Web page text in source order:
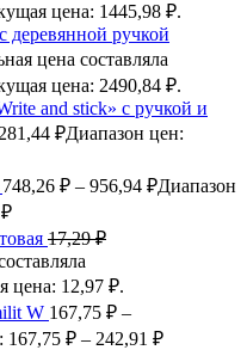
цена: 1445,98 ₽.
деревянной ручкой
цена составляла
цена: 2490,84 ₽.
and stick» с ручкой и
281,44 ₽Диапазон цен:
748,26 ₽ – 956,94 ₽Диапазон
17,29₽
цена: 12,97 ₽.
W 167,75 ₽ –
167,75 ₽ – 242,91 ₽